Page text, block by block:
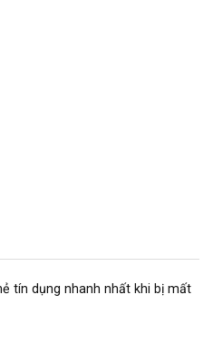
tín dụng nhanh nhất khi bị mất